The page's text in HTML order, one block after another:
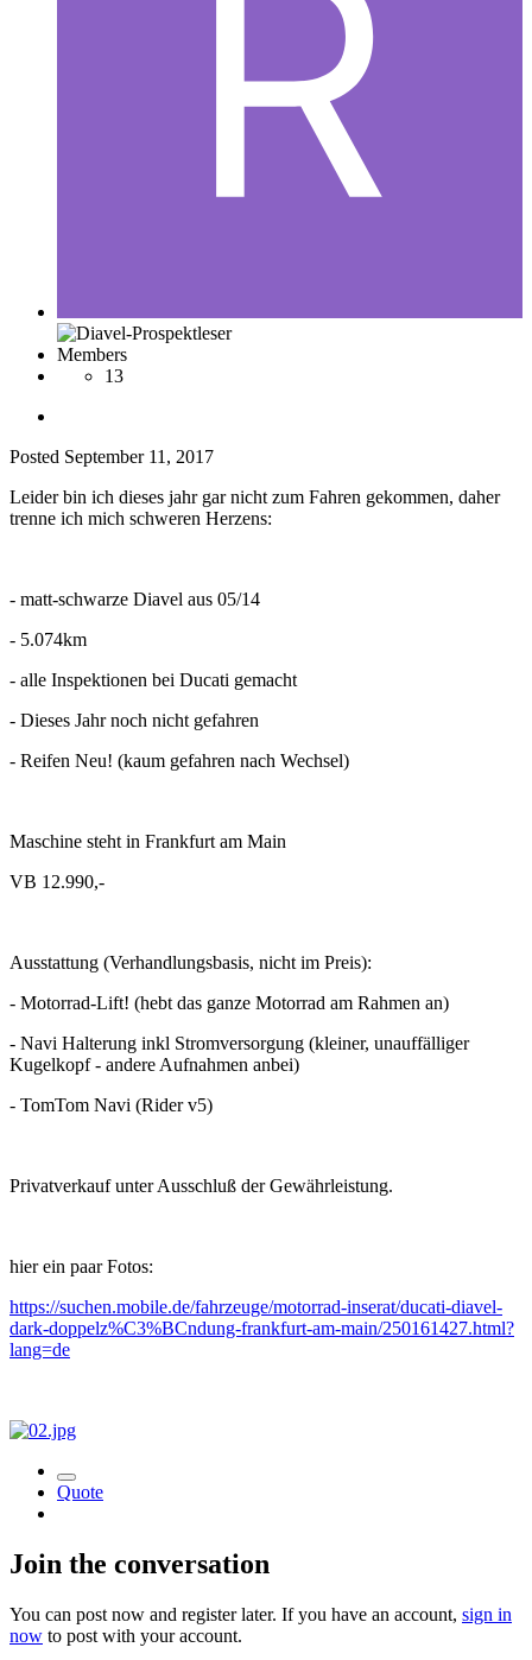
Members
13
Posted September 11, 2017
Leider bin ich dieses jahr gar nicht zum Fahren gekommen, daher
trenne ich mich schweren Herzens:
- matt-schwarze Diavel aus 05/14
- 5.074km
- alle Inspektionen bei Ducati gemacht
- Dieses Jahr noch nicht gefahren
- Reifen Neu! (kaum gefahren nach Wechsel)
Maschine steht in Frankfurt am Main
VB 12.990,-
Ausstattung (Verhandlungsbasis, nicht im Preis):
- Motorrad-Lift! (hebt das ganze Motorrad am Rahmen an)
- Navi Halterung inkl Stromversorgung (kleiner, unauffälliger
Kugelkopf - andere Aufnahmen anbei)
- TomTom Navi (Rider v5)
Privatverkauf unter Ausschluß der Gewährleistung.
hier ein paar Fotos:
https://suchen.mobile.de/fahrzeuge/motorrad-inserat/ducati-diavel-
dark-doppelz%C3%BCndung-frankfurt-am-main/250161427.html?
lang=de
Quote
Join the conversation
You can post now and register later. If you have an account, sign in
now to post with your account.